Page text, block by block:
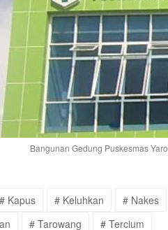
Bangunan Gedung Puskesmas
# Kapus # Keluhkan # Nakes
# Tarowang # Tercium